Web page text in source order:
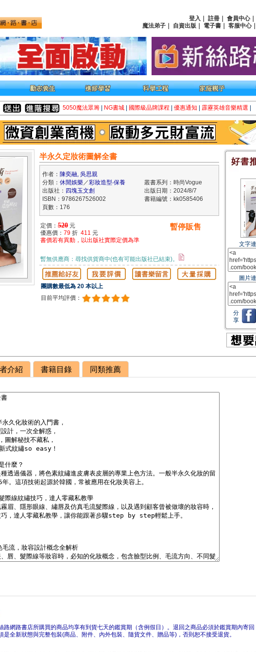
登入 註冊 會員中心｜
魔法弟子
自資出版 電子書 客服中心｜
5050魔法眾籌 NG書城 國際級品牌課程 優惠通知 霹靂英雄音樂精選
半永久定妝術圖解全書
作者： 陳奕融, 吳思親
分類： 休閒娛樂／彩妝造型‧保養
叢書系列：時尚Vogue
出版社： 四塊玉文創
出版日期：2024/8/7
ISBN：9786267526002
書籍編號：kk0585406
頁數：176
定價： 520 元
優惠價： 79 折 411 元
書價若有異動，以出版社實際定價為準
暫停販售
暫無供應商：尋找供貨商中(也有可能出版社已結束)。
團購數最低為 20 本以上
目前平均評價：
文字
圖片
分
享
介紹 書籍目錄 同類推薦
路網路書店所購買的商品均享有到貨七天的鑑賞期（含例假日）。退回之商品必須於鑑賞期內寄回
是全新狀態與完整包裝(商品、附件、內外包裝、隨貨文件、贈品等)，否則恕不接受退貨。